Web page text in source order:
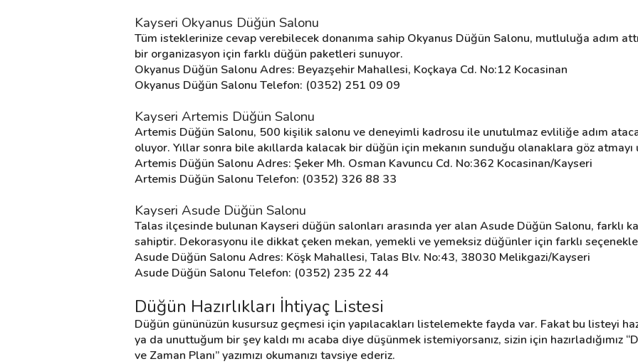
Kayseri Okyanus Düğün Salonu
Tüm isteklerinize cevap verebilecek donanıma sahip Okyanus Düğün Salonu, mutluluğa adım
bir organizasyon için farklı düğün paketleri sunuyor.
Okyanus Düğün Salonu Adres: Beyazşehir Mahallesi, Koçkaya Cd. No:12 Kocasinan
Okyanus Düğün Salonu Telefon: (0352) 251 09 09
Kayseri Artemis Düğün Salonu
Artemis Düğün Salonu, 500 kişilik salonu ve deneyimli kadrosu ile unutulmaz evliliğe adım
oluyor. Yıllar sonra bile akıllarda kalacak bir düğün için mekanın sunduğu olanaklara göz atmayı
Artemis Düğün Salonu Adres: Şeker Mh. Osman Kavuncu Cd. No:362 Kocasinan/Kayseri
Artemis Düğün Salonu Telefon: (0352) 326 88 33
Kayseri Asude Düğün Salonu
Talas ilçesinde bulunan Kayseri düğün salonları arasında yer alan Asude Düğün Salonu, farklı
sahiptir. Dekorasyonu ile dikkat çeken mekan, yemekli ve yemeksiz düğünler için farklı
Asude Düğün Salonu Adres: Köşk Mahallesi, Talas Blv. No:43, 38030 Melikgazi/Kayseri
Asude Düğün Salonu Telefon: (0352) 235 22 44
Düğün Hazırlıkları İhtiyaç Listesi
Düğün gününüzün kusursuz geçmesi için yapılacakları listelemekte fayda var. Fakat bu listeyi
ya da unuttuğum bir şey kaldı mı acaba diye düşünmek istemiyorsanız, sizin için hazırladığımız
ve Zaman Planı” yazımızı okumanızı tavsiye ederiz.